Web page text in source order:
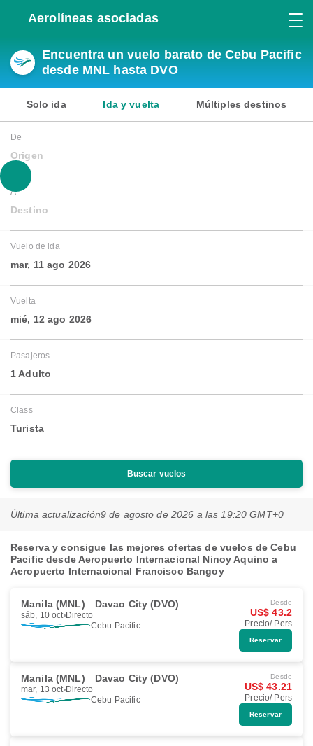
Aerolíneas asociadas
Encuentra un vuelo barato de Cebu Pacific
desde MNL hasta DVO
Solo ida Ida y vuelta Múltiples destinos
De
Origen
A
Destino
Vuelo de ida
mar, 11 ago 2026
Vuelta
mié, 12 ago 2026
Pasajeros
1 Adulto
Class
Turista
Buscar vuelos
Última actualización9 de agosto de 2026 a las 19:20 GMT+0
Reserva y consigue las mejores ofertas de vuelos de Cebu
Pacific desde Aeropuerto Internacional Ninoy Aquino a
Aeropuerto Internacional Francisco Bangoy
Manila (MNL) Davao City (DVO)
sáb, 10 oct Directo
Cebu Pacific
Desde
US$ 43.2
Precio/ Pers
Reservar
Manila (MNL) Davao City (DVO)
mar, 13 oct Directo
Cebu Pacific
Desde
US$ 43.21
Precio/ Pers
Reservar